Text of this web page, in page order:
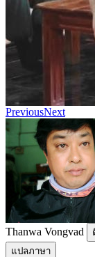
PreviousNext
Thanwa Vongvad
แปลภาษา